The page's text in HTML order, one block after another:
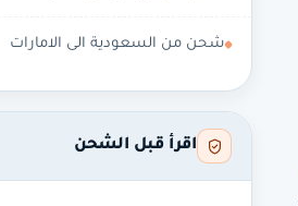
شحن من السعودية الى الامارات
اقرأ قبل الشحن